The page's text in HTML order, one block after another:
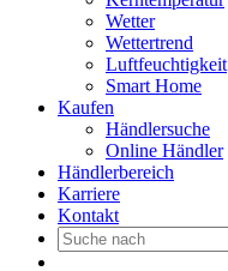
Wetter
Wettertrend
Luftfeuchtigkeit
Smart Home
Kaufen
Händlersuche
Online Händler
Händlerbereich
Karriere
Kontakt